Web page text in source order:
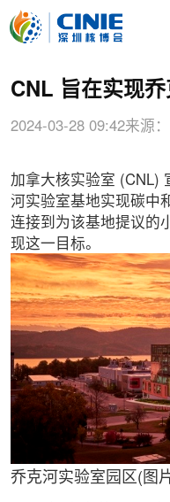
CNL 旨在实现
2024-03-28 09:42来源
加拿大核实验室 (CNL)
河实验室基地实现碳中
连接到为该基地提议的
现这一目标。
乔克河实验室园区(图